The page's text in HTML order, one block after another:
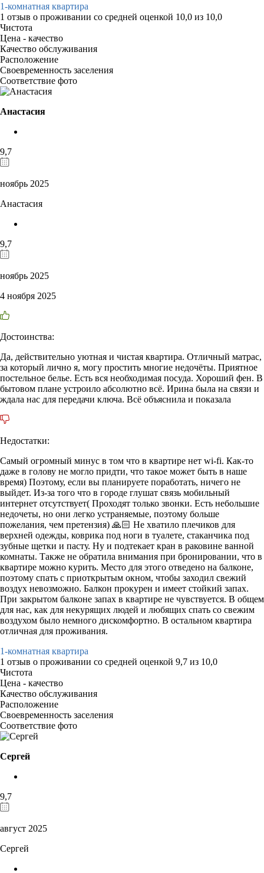
1-комнатная квартира
1 отзыв о проживании со средней оценкой 10,0 из 10,0
Чистота
Цена - качество
Качество обслуживания
Расположение
Своевременность заселения
Соответствие фото
Анастасия
9,7
ноябрь 2025
Анастасия
9,7
ноябрь 2025
4 ноября 2025
Достоинства:
Да, действительно уютная и чистая квартира. Отличный матрас,
за который лично я, могу простить многие недочёты. Приятное
постельное белье. Есть вся необходимая посуда. Хороший фен. В
бытовом плане устроило абсолютно всё. Ирина была на связи и
ждала нас для передачи ключа. Всё объяснила и показала
Недостатки:
Самый огромный минус в том что в квартире нет wi-fi. Как-то
даже в голову не могло придти, что такое может быть в наше
время) Поэтому, если вы планируете поработать, ничего не
выйдет. Из-за того что в городе глушат связь мобильный
интернет отсутствует( Проходят только звонки. Есть небольшие
недочеты, но они легко устраняемые, поэтому больше
пожелания, чем претензия) 🙏🏻 Не хватило плечиков для
верхней одежды, коврика под ноги в туалете, стаканчика под
зубные щетки и пасту. Ну и подтекает кран в раковине ванной
комнаты. Также не обратила внимания при бронировании, что в
квартире можно курить. Место для этого отведено на балконе,
поэтому спать с приоткрытым окном, чтобы заходил свежий
воздух невозможно. Балкон прокурен и имеет стойкий запах.
При закрытом балконе запах в квартире не чувствуется. В общем
для нас, как для некурящих людей и любящих спать со свежим
воздухом было немного дискомфортно. В остальном квартира
отличная для проживания.
1-комнатная квартира
1 отзыв о проживании со средней оценкой 9,7 из 10,0
Чистота
Цена - качество
Качество обслуживания
Расположение
Своевременность заселения
Соответствие фото
Сергей
9,7
август 2025
Сергей